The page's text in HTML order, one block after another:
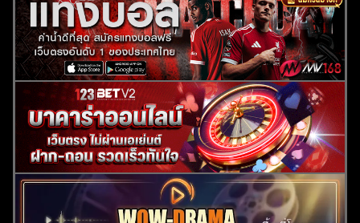
ค้นหา
สำหรับ: